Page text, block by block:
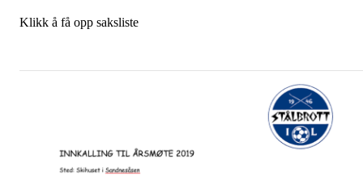
Klikk å få opp saksliste